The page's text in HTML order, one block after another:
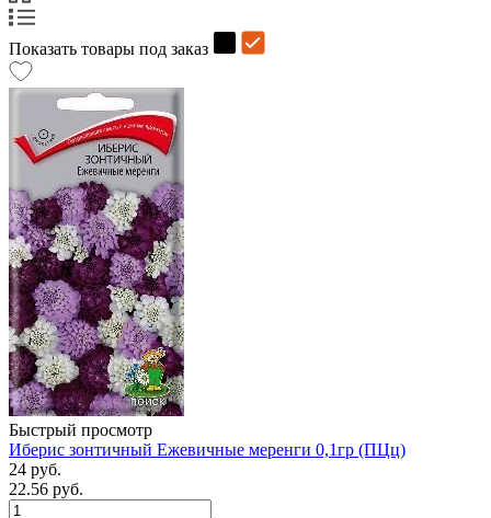
Показать товары под заказ
Быстрый просмотр
Иберис зонтичный Ежевичные меренги 0,1гр (ПЦц)
24 руб.
22.56 руб.